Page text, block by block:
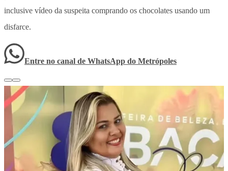
inclusive vídeo da suspeita comprando os chocolates usando um
disfarce.
Entre no canal de WhatsApp do Metrópoles